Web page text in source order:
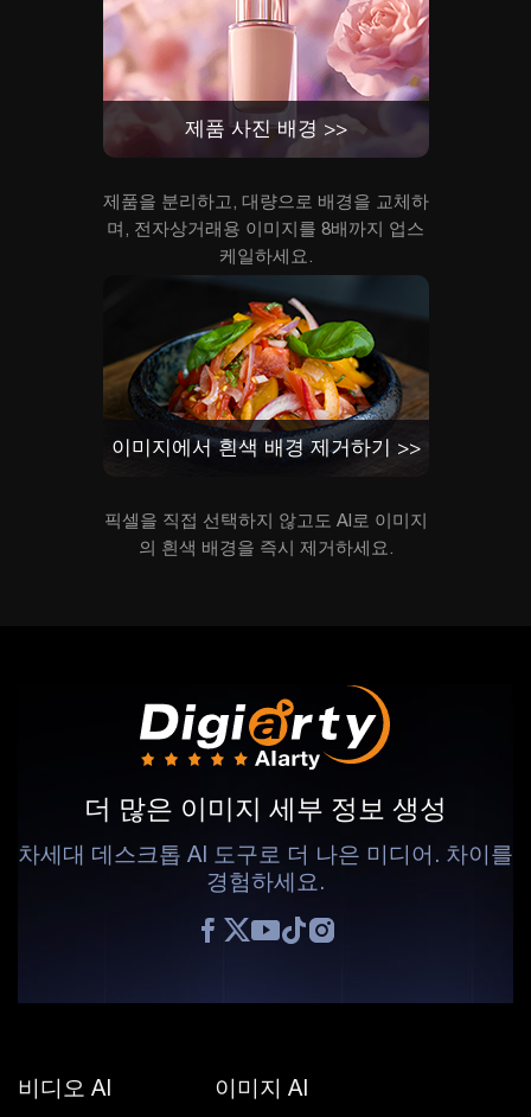
제품 사진 배경 >>
제품을 분리하고, 대량으로 배경을 교체하
며, 전자상거래용 이미지를 8배까지 업스
케일하세요.
이미지에서 흰색 배경 제거하기 >>
픽셀을 직접 선택하지 않고도 AI로 이미지
의 흰색 배경을 즉시 제거하세요.
더 많은 이미지 세부 정보 생성
차세대 데스크톱 AI 도구로 더 나은 미디어. 차이를
경험하세요.
비디오 AI 이미지 AI